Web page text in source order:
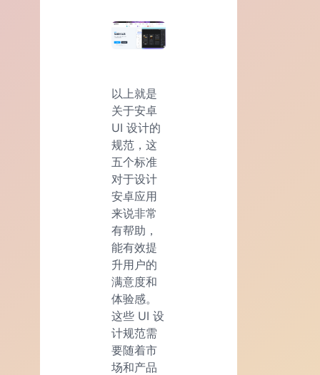
以上就是
关于安卓
UI 设计的
规范，这
五个标准
对于设计
安卓应用
来说非常
有帮助，
能有效提
升用户的
满意度和
体验感。
这些 UI 设
计规范需
要随着市
场和产品